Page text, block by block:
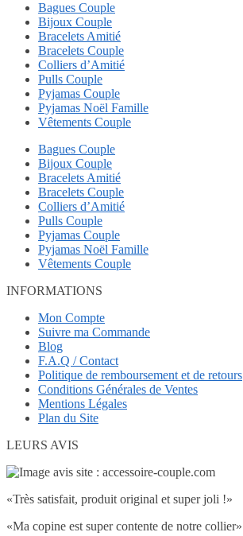
Bagues Couple
Bijoux Couple
Bracelets Amitié
Bracelets Couple
Colliers d’Amitié
Pulls Couple
Pyjamas Couple
Pyjamas Noël Famille
Vêtements Couple
Bagues Couple
Bijoux Couple
Bracelets Amitié
Bracelets Couple
Colliers d’Amitié
Pulls Couple
Pyjamas Couple
Pyjamas Noël Famille
Vêtements Couple
INFORMATIONS
Mon Compte
Suivre ma Commande
Blog
F.A.Q / Contact
Politique de remboursement et de retours
Conditions Générales de Ventes
Mentions Légales
Plan du Site
LEURS AVIS
«Très satisfait, produit original et super joli !»
«Ma copine est super contente de notre collier»